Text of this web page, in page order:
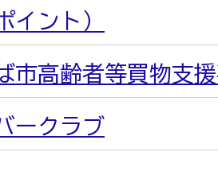
イント）
市高齢者等買物支
ークラブ